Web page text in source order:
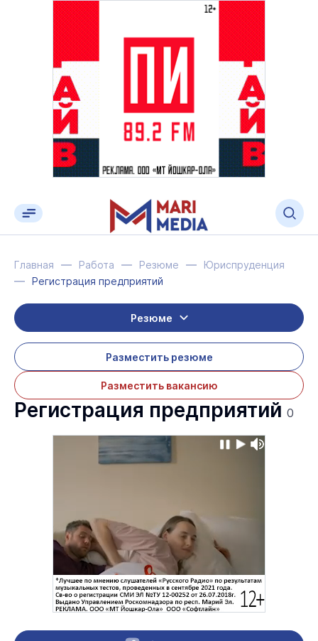
Главная Работа Резюме
Юриспруденция
Регистрация предприятий
Разместить резюме
Разместить вакансию
Резюме
Регистрация предприятий 0